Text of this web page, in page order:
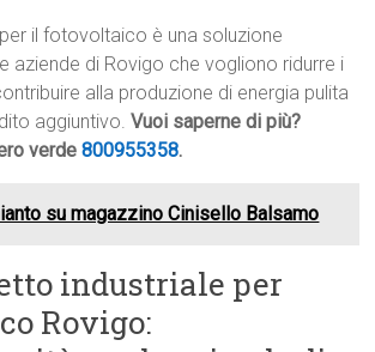
il fotovoltaico è una soluzione
aziende di Rovigo che vogliono ridurre i
alla produzione di energia pulita
aggiuntivo.Vuoi saperne di più?
verde800955358.
su magazzino Cinisello Balsamo
industriale per
Rovigo: